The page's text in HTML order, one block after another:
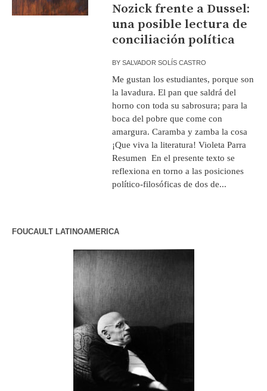
Nozick frente a Dussel:
una posible lectura de
conciliación política
BYSALVADOR SOLÍS CASTRO
Me gustan los estudiantes, porque son
la lavadura. El pan que saldrá del
horno con toda su sabrosura; para la
boca del pobre que come con
amargura. Caramba y zamba la cosa
¡Que viva la literatura! Violeta Parra
Resumen En el presente texto se
reflexiona en torno a las posiciones
político-filosóficas de dos de...
FOUCAULT LATINOAMERICA